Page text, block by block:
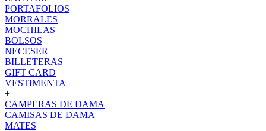
PORTAFOLIOS
MORRALES
MOCHILAS
BOLSOS
NECESER
BILLETERAS
GIFT CARD
VESTIMENTA
+
CAMPERAS DE DAMA
CAMISAS DE DAMA
MATES